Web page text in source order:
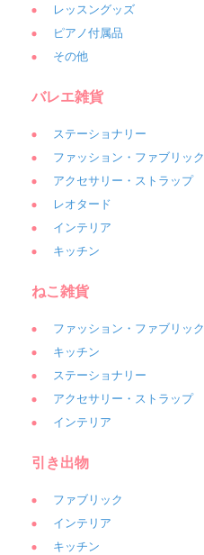
レッスングッズ
ピアノ付属品
その他
バレエ雑貨
ステーショナリー
ファッション・ファブリック
アクセサリー・ストラップ
レオタード
インテリア
キッチン
ねこ雑貨
ファッション・ファブリック
キッチン
ステーショナリー
アクセサリー・ストラップ
インテリア
引き出物
ファブリック
インテリア
キッチン